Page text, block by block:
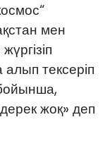
мен
тексеріп
жоқ» деп